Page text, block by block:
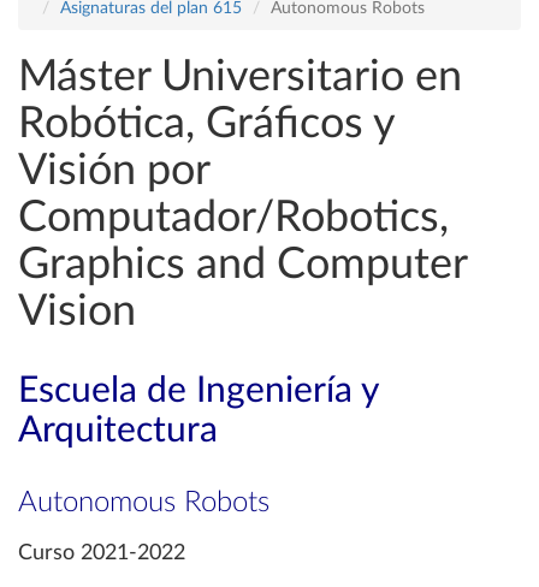
Asignaturas del plan 615
Autonomous Robots
Máster Universitario en
Robótica, Gráficos y
Visión por
Computador/Robotics,
Graphics and Computer
Vision
Escuela de Ingeniería y
Arquitectura
Autonomous Robots
Curso 2021-2022